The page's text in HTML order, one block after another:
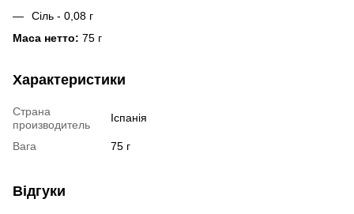
Сіль - 0,08 г
Маса нетто: 75 г
Характеристики
Страна
производитель
Іспанія
Вага 75 г
Відгуки